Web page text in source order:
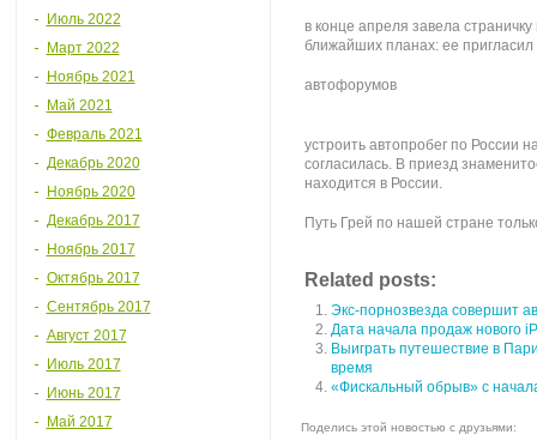
Июль 2022
Март 2022
Ноябрь 2021
Май 2021
Февраль 2021
Декабрь 2020
Ноябрь 2020
Декабрь 2017
Ноябрь 2017
Октябрь 2017
Сентябрь 2017
Август 2017
Июль 2017
Июнь 2017
Май 2017
в конце апреля завела
ближайших планах: ее пригласил
автофорумов
устроить автопробег по России
согласилась. В приезд
находится в России.
Путь Грей по нашей стране
Related posts:
Экс-порнозвезда совершит
Дата начала продаж нового
Выиграть путешествие в
время
«Фискальный обрыв» с
Поделись этой новостью с друзьями: